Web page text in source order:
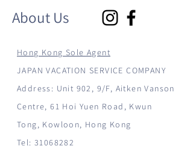
About Us
Hong Kong Sole Agent
JAPAN VACATION SERVICE COMPANY
Address: Unit 902, 9/F, Aitken Vanson
Centre, 61 Hoi Yuen Road, Kwun
Tong, Kowloon, Hong Kong
Tel: 31068282